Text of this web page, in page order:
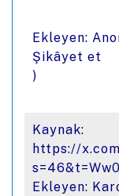
Ekleyen:
Şikâyet et
)
Kaynak:
https://
Ekleyen: